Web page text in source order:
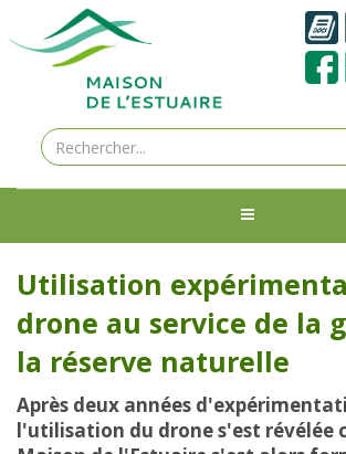
Utilisation
drone au service de la
la réserve naturelle
Après deux années
l'utilisation du drone s'est révélée